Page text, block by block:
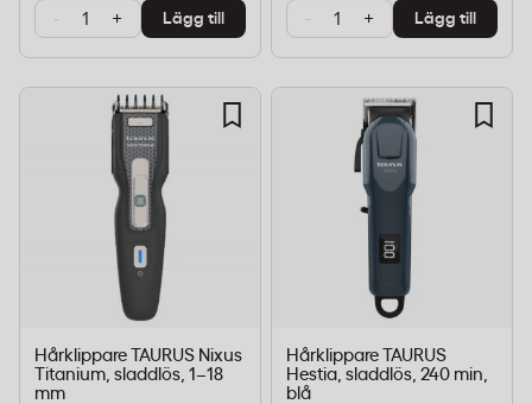
- + Lägg till - + Lägg till
Hårklippare TAURUS Nixus
Titanium, sladdlös, 1–18
mm
Hårklippare TAURUS
Hestia, sladdlös, 240 min,
blå